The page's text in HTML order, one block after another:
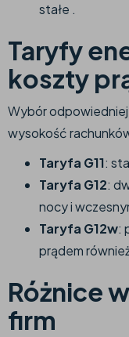
stałe .​
Taryfy
koszty
Wybór
wysokość
Taryfa G11:
Taryfa G12:
nocy i
Taryfa G12w:
prądem
Różnice
firm